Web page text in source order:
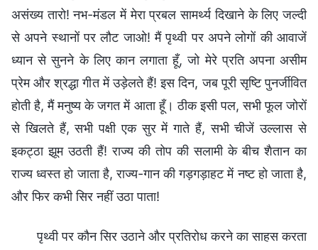
असंख्य तारो! नभ-मंडल में मेरा प्रबल सामर्थ्य दिखाने के लिए जल्दी
से अपने स्थानों पर लौट जाओ! मैं पृथ्वी पर अपने लोगों की आवाजें
ध्यान से सुनने के लिए कान लगाता हूँ, जो मेरे प्रति अपना असीम
प्रेम और श्रद्धा गीत में उड़ेलते हैं! इस दिन, जब पूरी सृष्टि पुनर्जीवित
होती है, मैं मनुष्य के जगत में आता हूँ। ठीक इसी पल, सभी फूल जोरों
से खिलते हैं, सभी पक्षी एक सुर में गाते हैं, सभी चीजें उल्लास से
इकट्ठा झूम उठती हैं! राज्य की तोप की सलामी के बीच शैतान का
राज्य ध्वस्त हो जाता है, राज्य-गान की गड़गड़ाहट में नष्ट हो जाता है,
और फिर कभी सिर नहीं उठा पाता!
पृथ्वी पर कौन सिर उठाने और प्रतिरोध करने का साहस करता